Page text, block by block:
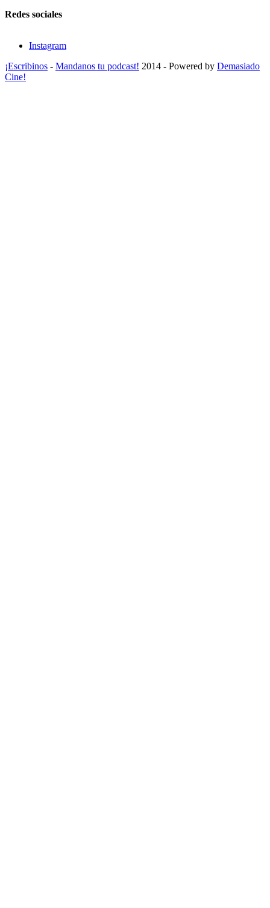
Redes sociales
Instagram
¡Escribinos - Mandanos tu podcast! 2014 - Powered by Demasiado
Cine!